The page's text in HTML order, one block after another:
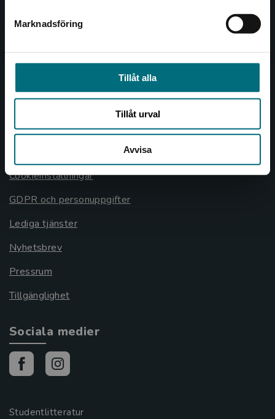
Marknadsföring
Tillåt alla
Tillåt urval
Avvisa
Köpvillkor
Allmänna länkar
Om oss
Cookieinställningar
GDPR och personuppgifter
Lediga tjänster
Nyhetsbrev
Pressrum
Tillgänglighet
Sociala medier
Studentlitteratur